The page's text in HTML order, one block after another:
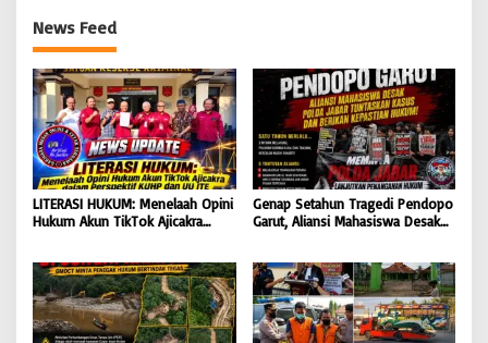
News Feed
LITERASI HUKUM: Menelaah Opini
Hukum Akun TikTok Ajicakra
Genap Setahun Tragedi Pendopo
Garut, Aliansi Mahasiswa Desak